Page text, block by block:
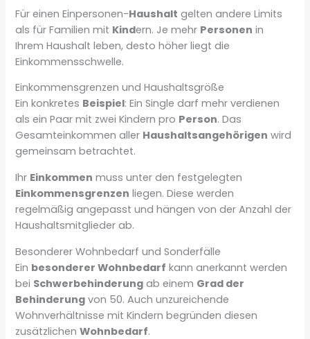
Für einen Einpersonen-Haushalt gelten andere Limits
als für Familien mit Kindern. Je mehr Personen in
Ihrem Haushalt leben, desto höher liegt die
Einkommensschwelle.
Einkommensgrenzen und Haushaltsgröße
Ein konkretes Beispiel: Ein Single darf mehr verdienen
als ein Paar mit zwei Kindern pro Person. Das
Gesamteinkommen aller Haushaltsangehörigen wird
gemeinsam betrachtet.
Ihr Einkommen muss unter den festgelegten
Einkommensgrenzen liegen. Diese werden
regelmäßig angepasst und hängen von der Anzahl der
Haushaltsmitglieder ab.
Besonderer Wohnbedarf und Sonderfälle
Ein besonderer Wohnbedarf kann anerkannt werden
bei Schwerbehinderung ab einem Grad der
Behinderung von 50. Auch unzureichende
Wohnverhältnisse mit Kindern begründen diesen
zusätzlichenWohnbedarf.